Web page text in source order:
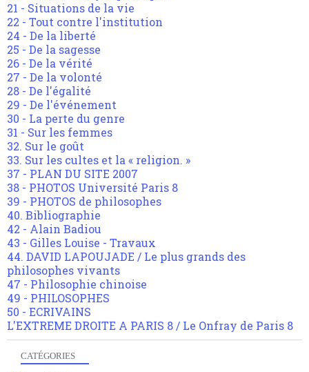
21 - Situations de la vie
22 - Tout contre l'institution
24 - De la liberté
25 - De la sagesse
26 - De la vérité
27 - De la volonté
28 - De l'égalité
29 - De l'événement
30 - La perte du genre
31 - Sur les femmes
32. Sur le goût
33. Sur les cultes et la « religion. »
37 - PLAN DU SITE 2007
38 - PHOTOS Université Paris 8
39 - PHOTOS de philosophes
40. Bibliographie
42 - Alain Badiou
43 - Gilles Louise - Travaux
44. DAVID LAPOUJADE / Le plus grands des
philosophes vivants
47 - Philosophie chinoise
49 - PHILOSOPHES
50 - ECRIVAINS
L'EXTREME DROITE A PARIS 8 / Le Onfray de Paris 8
CATÉGORIES